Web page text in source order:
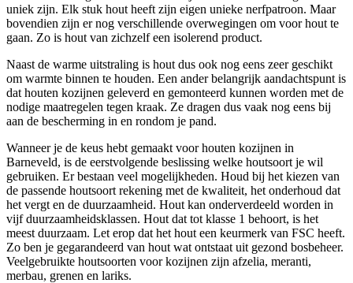
uniek zijn. Elk stuk hout heeft zijn eigen unieke nerfpatroon. Maar
bovendien zijn er nog verschillende overwegingen om voor hout te
gaan. Zo is hout van zichzelf een isolerend product.
Naast de warme uitstraling is hout dus ook nog eens zeer geschikt
om warmte binnen te houden. Een ander belangrijk aandachtspunt is
dat houten kozijnen geleverd en gemonteerd kunnen worden met de
nodige maatregelen tegen kraak. Ze dragen dus vaak nog eens bij
aan de bescherming in en rondom je pand.
Wanneer je de keus hebt gemaakt voor houten kozijnen in
Barneveld, is de eerstvolgende beslissing welke houtsoort je wil
gebruiken. Er bestaan veel mogelijkheden. Houd bij het kiezen van
de passende houtsoort rekening met de kwaliteit, het onderhoud dat
het vergt en de duurzaamheid. Hout kan onderverdeeld worden in
vijf duurzaamheidsklassen. Hout dat tot klasse 1 behoort, is het
meest duurzaam. Let erop dat het hout een keurmerk van FSC heeft.
Zo ben je gegarandeerd van hout wat ontstaat uit gezond bosbeheer.
Veelgebruikte houtsoorten voor kozijnen zijn afzelia, meranti,
merbau, grenen en lariks.